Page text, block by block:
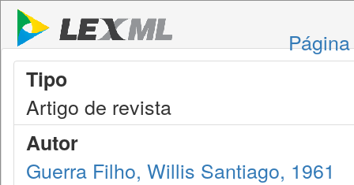
Tipo
Artigo de revista
Autor
Guerra Filho, Willis Santiago, 1961